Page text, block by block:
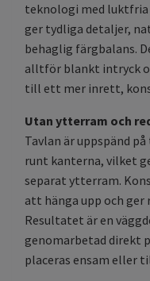
teknologi med luktfria
ger tydliga detaljer,
behaglig färgbalans.
alltför blankt intryck
till ett mer inrett,
Utan ytterram och
Tavlan är uppspänd
runt kanterna, vilket
separat ytterram.
att hänga upp och ger
Resultatet är en
genomarbetad direkt
placeras ensam eller